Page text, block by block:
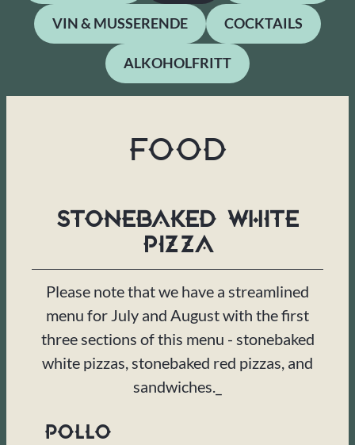
VIN & MUSSERENDE COCKTAILS
ALKOHOLFRITT
FOOD
Stonebaked White
Pizza
Please note that we have a streamlined
menu for July and August with the first
three sections of this menu - stonebaked
white pizzas, stonebaked red pizzas, and
sandwiches._
Pollo